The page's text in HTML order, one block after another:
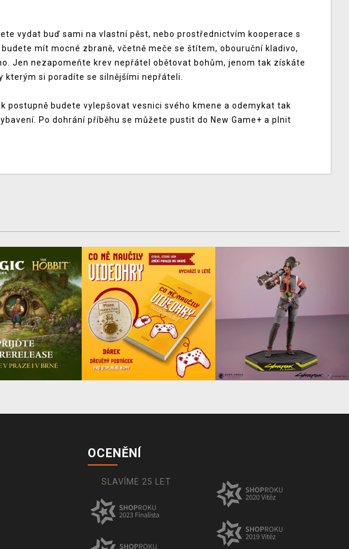
vydat buď sami na vlastní pěst, nebo prostřednictvím kooperace s
mít mocné zbraně, včetně meče se štítem, obouruční kladivo,
Jen nezapomeňte krev nepřátel obětovat bohům, jenom tak získáte
kterým si poradíte se silnějšími nepřáteli.
postupně budete vylepšovat vesnici svého kmene a odemykat tak
Po dohrání příběhu se můžete pustit do New Game+ a plnit
OCENĚNÍ
SLAVÍME 25 LET